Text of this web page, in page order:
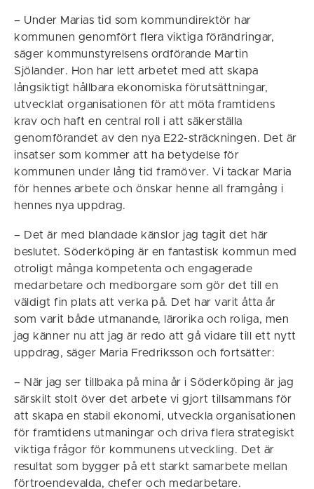
– Under Marias tid som kommundirektör har
kommunen genomfört flera viktiga förändringar,
säger kommunstyrelsens ordförande Martin
Sjölander. Hon har lett arbetet med att skapa
långsiktigt hållbara ekonomiska förutsättningar,
utvecklat organisationen för att möta framtidens
krav och haft en central roll i att säkerställa
genomförandet av den nya E22-sträckningen. Det är
insatser som kommer att ha betydelse för
kommunen under lång tid framöver. Vi tackar Maria
för hennes arbete och önskar henne all framgång i
hennes nya uppdrag.
– Det är med blandade känslor jag tagit det här
beslutet. Söderköping är en fantastisk kommun med
otroligt många kompetenta och engagerade
medarbetare och medborgare som gör det till en
väldigt fin plats att verka på. Det har varit åtta år
som varit både utmanande, lärorika och roliga, men
jag känner nu att jag är redo att gå vidare till ett nytt
uppdrag, säger Maria Fredriksson och fortsätter:
– När jag ser tillbaka på mina år i Söderköping är jag
särskilt stolt över det arbete vi gjort tillsammans för
att skapa en stabil ekonomi, utveckla organisationen
för framtidens utmaningar och driva flera strategiskt
viktiga frågor för kommunens utveckling. Det är
resultat som bygger på ett starkt samarbete mellan
förtroendevalda, chefer och medarbetare.